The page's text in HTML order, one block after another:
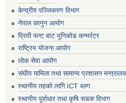
केन्द्रीय पञ्जिकरण विभाग
नेपाल कानुन आयोग
प्रिती फन्ट बाट युनिकोड कन्भर्रटर
राष्ट्रिय योजना आयोग
लोक सेवा आयोग
संघीय मामिला तथा सामान्य प्रशासन मन्त्रालय
स्थानीय तहको लागि ICT ब्लग
स्थानीय पूर्वाधार तथा कृषि सडक विभाग